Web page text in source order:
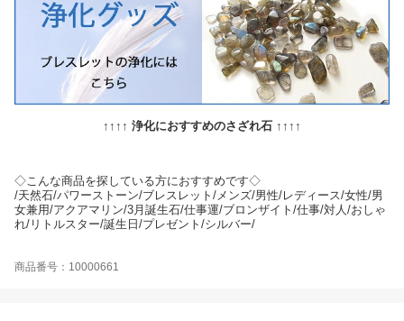
↑↑↑↑ 浄化におすすめのさざれ石 ↑↑↑↑
◇こんな商品を探している方におすすめです◇
/天然石/パワーストーン/ブレスレット/メンズ/男性/レディース/女性/男
女兼用/アクアマリン/3月誕生石/仕事運/ブロンザイト/仕事/対人/おしゃ
れ/リトルスター/誕生日/プレゼント/シルバー/
商品番号：10000661